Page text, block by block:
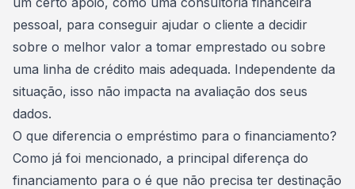
pessoal, para conseguir ajudar o cliente a decidir
sobre o melhor valor a tomar emprestado ou sobre
uma linha de crédito mais adequada. Independente da
situação, isso não impacta na avaliação dos seus
dados.
O que diferencia o empréstimo para o financiamento?
Como já foi mencionado, a principal diferença do
financiamento para o é que não precisa ter destinação